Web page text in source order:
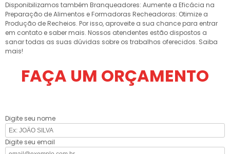
Disponibilizamos também Branqueadores: Aumente a Eficácia na
Preparação de Alimentos e Formadoras Recheadoras: Otimize a
Produção de Recheios. Por isso, aproveite a sua chance para entrar
em contato e saber mais. Nossos atendentes estão dispostos a
sanar todas as suas dúvidas sobre os trabalhos oferecidos. Saiba
mais!
FAÇA UM ORÇAMENTO
Digite seu nome
Digite seu email